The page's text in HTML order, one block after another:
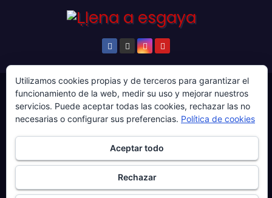
© Copyright 2024. Todos los derechos reservados.
Web gestionada por Producciones Audiovisuales El
Sobre ‘Ḷḷena a esgaya’ Publicidad
Política de privacidad
Más información sobre las cookies
Utilizamos cookies propias y de terceros para garantizar el
funcionamiento de la web, medir su uso y mejorar nuestros
servicios. Puede aceptar todas las cookies, rechazar las no
necesarias o configurar sus preferencias. Política de cookies
Aceptar todo
Rechazar